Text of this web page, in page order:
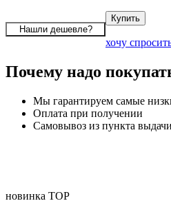
хочу
Почему надо
Мы гарантируем самые
Оплата при получении
Самовывоз из пункта
новинка TOP